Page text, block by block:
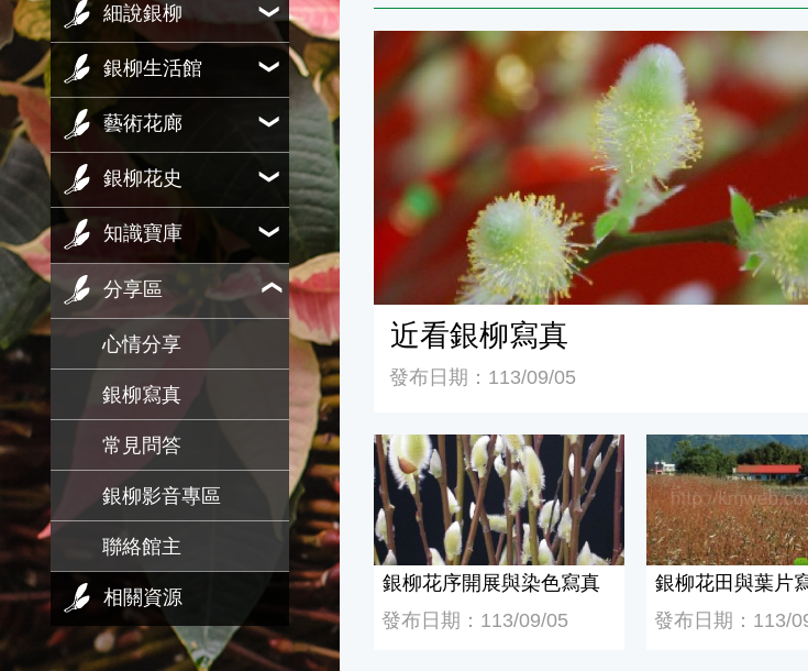
細說銀柳
銀柳生活館
藝術花廊
銀柳花史
知識寶庫
分享區
心情分享
銀柳寫真
常見問答
銀柳影音專區
聯絡館主
相關資源
近看銀柳寫真
近看銀柳寫真
發布日期：113/09/05
銀柳花序開展與染色寫真
銀柳花序開展與染色寫真
發布日期：113/09/05
銀柳花田與葉片寫
銀柳花田與葉片
發布日期：113/